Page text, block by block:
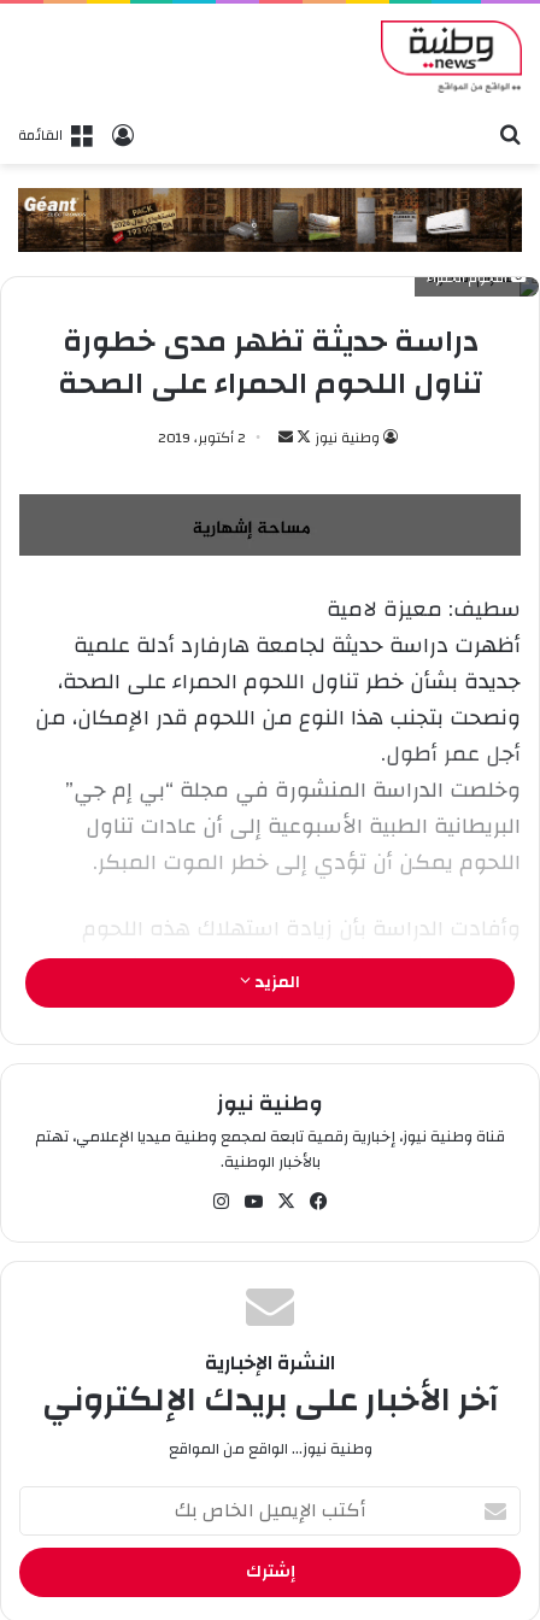
القائمةتسجيل
اللحوم الحمراء
دراسة حديثة تظهر مدى خطورة
تناول اللحوم الحمراء على الصحة
وطنية نيوز
ت
ب
ع
ع
X
س
ل
ب
د
إ
ل
ت
ر
و
ن
ا
2 أكتوبر، 2019
سطيف: معيزة لامية
أظهرت دراسة حديثة لجامعة هارفارد أدلة علمية
جديدة بشأن خطر تناول اللحوم الحمراء على الصحة،
ونصحت بتجنب هذا النوع من اللحوم قدر الإمكان، من
أجل عمر أطول.
وخلصت الدراسة المنشورة في مجلة “بي إم جي”
البريطانية الطبية الأسبوعية إلى أن عادات تناول
اللحوم يمكن أن تؤدي إلى خطر الموت المبكر.
وأفادت الدراسة بأن زيادة استهلاك هذه اللحوم
بمعدل نصف حصة يوميا يزيد خطر الموت في سنة
مبكرة بنسبة 10في المئة, ووجدت الدراسة أن
استبدال اللحوم بمصادر البروتين الأخرى مثل الدواجن,
الأسماك,المكسرات,البقوليات والخضار، قد يساعد على
تجنب خطر الوفاة المبكرة.
المزيد
وطنية نيوز
قناة وطنية نيوز، إخبارية رقمية تابعة لمجمع وطنية ميديا الإعلامي، تهتم
بالأخبار الوطنية.
في
وك
‫X
‫You
e ام
النشرة الإخبارية
آخر الأخبار على بريدك الإلكتروني
وطنية نيوز... الواقع من المواقع
أ
ب